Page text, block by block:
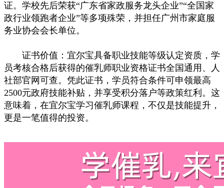
证。学校先后荣获“广东省家政服务龙头企业”“全国家
政行业领跑者企业”等多项殊荣，并担任广州市家庭服
务业协会会长单位。
证书价值：宜尔宝具备职业技能等级认定资质，学
员考核合格后获得的催乳师职业资格证书全国通用、人
社部官网可查。凭此证书，学员符合条件可申领最高
2500元政府技能补贴，并享受积分落户等政策红利。这
意味着，在宜尔宝学习催乳师课程，不仅是技能提升，
更是一笔值得的投资。